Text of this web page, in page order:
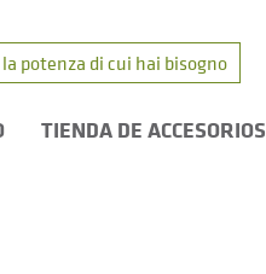
la potenza di cui hai bisogno
TIENDA DE ACCESORIOS